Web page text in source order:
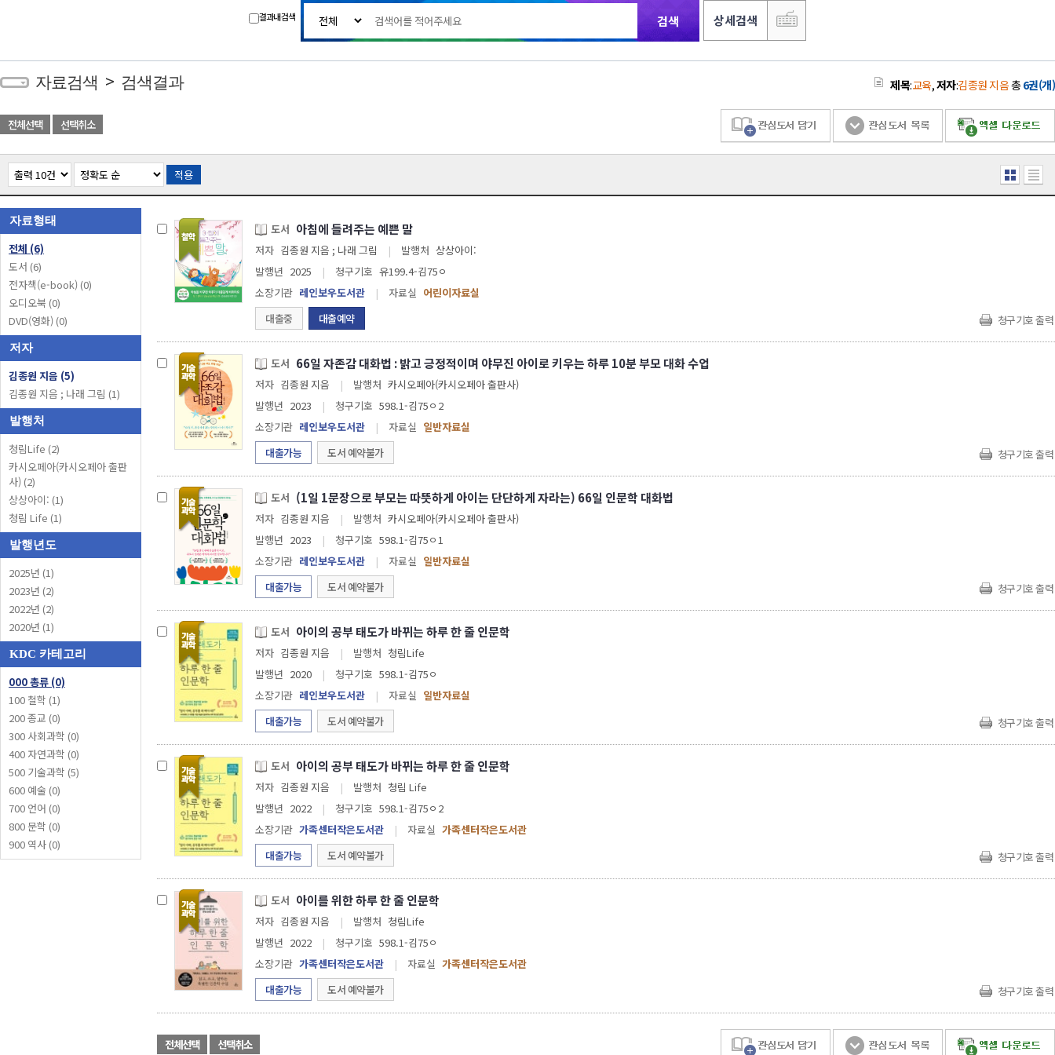
결과내 검색 상세검색
자료검색 > 검색결과
전체선택 선택취소
제목:교육,저자:김종원 지음총6권(개)
적용
자료형태
전체 (6)
도서 (6)
전자책(e-book) (0)
오디오북 (0)
DVD(영화) (0)
저자
김종원 지음 (5)
김종원 지음 ; 나래 그림 (1)
발행처
청림Life (2)
카시오페아(카시오페아 출판
사) (2)
상상아이: (1)
청림 Life (1)
발행년도
2025년 (1)
2023년 (2)
2022년 (2)
2020년 (1)
KDC 카테고리
000 총류 (0)
100 철학 (1)
200 종교 (0)
300 사회과학 (0)
400 자연과학 (0)
500 기술과학 (5)
600 예술 (0)
700 언어 (0)
800 문학 (0)
900 역사 (0)
도서 아침에 들려주는 예쁜 말
저자 김종원 지음 ; 나래 그림 | 발행처 상상아이:
발행년 2025 | 청구기호 유199.4-김75ㅇ
소장기관 레인보우도서관 | 자료실 어린이자료실
대출중
대출예약 청구기호 출력
도서 66일 자존감 대화법 : 밝고 긍정적이며 야무진 아이로 키우는 하루 10분 부모 대화 수업
저자 김종원 지음 | 발행처 카시오페아(카시오페아 출판사)
발행년 2023 | 청구기호 598.1-김75ㅇ2
소장기관 레인보우도서관 | 자료실 일반자료실
대출가능
도서 예약불가 청구기호 출력
도서 (1일 1문장으로 부모는 따뜻하게 아이는 단단하게 자라는) 66일 인문학 대화법
저자 김종원 지음 | 발행처 카시오페아(카시오페아 출판사)
발행년 2023 | 청구기호 598.1-김75ㅇ1
소장기관 레인보우도서관 | 자료실 일반자료실
대출가능
도서 예약불가 청구기호 출력
도서 아이의 공부 태도가 바뀌는 하루 한 줄 인문학
저자 김종원 지음 | 발행처 청림Life
발행년 2020 | 청구기호 598.1-김75ㅇ
소장기관 레인보우도서관 | 자료실 일반자료실
대출가능
도서 예약불가 청구기호 출력
도서 아이의 공부 태도가 바뀌는 하루 한 줄 인문학
저자 김종원 지음 | 발행처 청림 Life
발행년 2022 | 청구기호 598.1-김75ㅇ2
소장기관 가족센터작은도서관 | 자료실 가족센터작은도서관
대출가능
도서 예약불가 청구기호 출력
도서 아이를 위한 하루 한 줄 인문학
저자 김종원 지음 | 발행처 청림Life
발행년 2022 | 청구기호 598.1-김75ㅇ
소장기관 가족센터작은도서관 | 자료실 가족센터작은도서관
대출가능
도서 예약불가 청구기호 출력
전체선택 선택취소